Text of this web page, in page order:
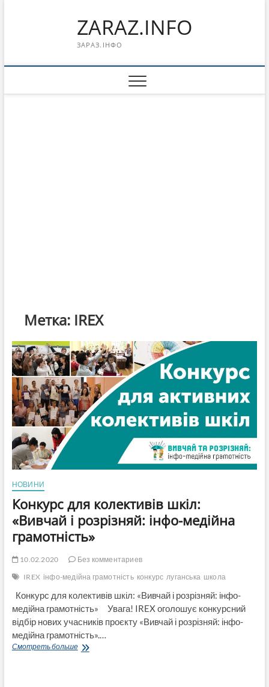
ZARAZ.INFO
ЗАРАЗ.ІНФО
Метка: IREX
НОВИНИ
Конкурс для колективів шкіл:
«Вивчай і розрізняй: інфо-медійна
грамотність»
10.02.2020
Без комментариев
IREX інфо-медійна грамотність конкурс луганська школа
Конкурс для колективів шкіл: «Вивчай і розрізняй: інфо-
медійна грамотність» Увага! IREX оголошує конкурсний
відбір нових учасників проєкту «Вивчай і розрізняй: інфо-
медійна грамотність».…
Смотреть большеКонкурс